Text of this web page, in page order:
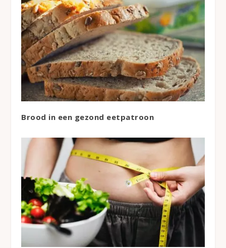
Brood in een gezond eetpatroon